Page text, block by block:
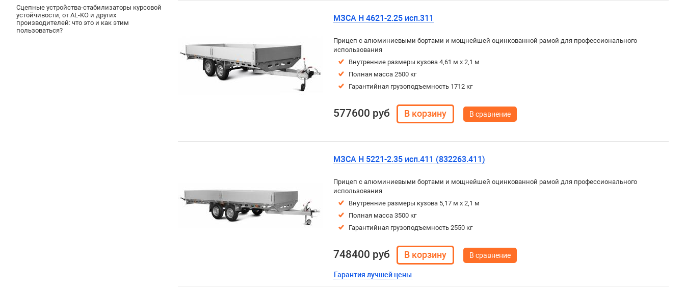
МЗСА H 4621-2.25 исп.311
Прицеп с алюминиевыми бортами и мощнейшей оцинкованной рамой для профессионального
использования
Внутренние размеры кузова 4,61 м х 2,1 м
Полная масса 2500 кг
Гарантийная грузоподъемность 1712 кг
577600 руб В сравнение
МЗСА H 5221-2.35 исп.411 (832263.411)
Прицеп с алюминиевыми бортами и мощнейшей оцинкованной рамой для профессионального
использования
Внутренние размеры кузова 5,17 м х 2,1 м
Полная масса 3500 кг
Гарантийная грузоподъемность 2550 кг
748400 руб
Гарантия лучшей цены
В сравнение
Сцепные устройства-стабилизаторы курсовой
устойчивости, от AL-KO и других
производителей: что это и как этим
пользоваться?